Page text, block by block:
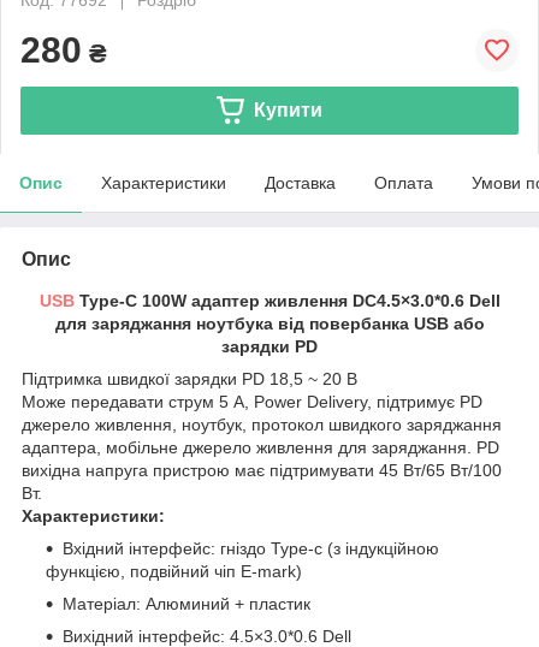
280 ₴
Купити
Опис Характеристики Доставка Оплата Умови
Опис
USBType-C 100W адаптер живлення DC4.5×3.0*0.6 Dell
для заряджання ноутбука від повербанка USB або
зарядки PD
Підтримка швидкої зарядки PD 18,5 ~ 20 В
Може передавати струм 5 А, Power Delivery, підтримує PD
джерело живлення, ноутбук, протокол швидкого заряджання
адаптера, мобільне джерело живлення для заряджання. PD
вихідна напруга пристрою має підтримувати 45 Вт/65 Вт/100
Вт.
Характеристики:
Вхідний інтерфейс: гніздо Type-c (з індукційною
функцією, подвійний чіп E-mark)
Матеріал: Алюминий + пластик
Вихідний інтерфейс: 4.5×3.0*0.6 Dell